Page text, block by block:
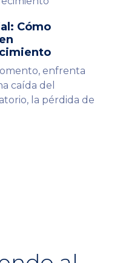
Cómo
enfrenta
caída del
la pérdida de